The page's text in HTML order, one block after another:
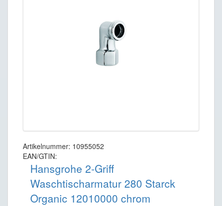
Artikelnummer: 10955052
EAN/GTIN:
Hansgrohe 2-Griff
Waschtischarmatur 280 Starck
Organic 12010000 chrom